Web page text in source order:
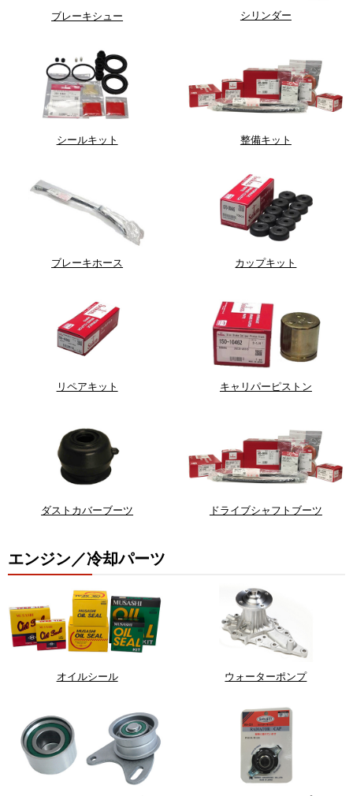
ブレーキシュー シリンダー
シールキット 整備キット
ブレーキホース カップキット
リペアキット キャリパーピストン
ダストカバーブーツ ドライブシャフトブーツ
エンジン／冷却パーツ
オイルシール ウォーターポンプ